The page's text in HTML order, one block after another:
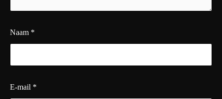
Naam *
E-mail *